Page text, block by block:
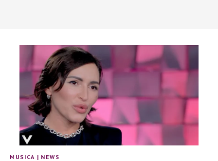
MUSICA | NEWS